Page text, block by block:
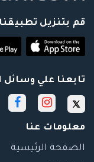
قم بتنزيل تطبيقنا
تابعنا علي وسائل
معلومات عنا
الصفحة الرئيسية